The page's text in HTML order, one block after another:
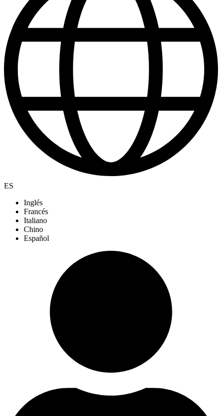
ES
Inglés
Francés
Italiano
Chino
Español